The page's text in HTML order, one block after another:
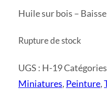
Huile sur bois –
Rupture de stock
UGS : H-19
Miniatures, Peinture,